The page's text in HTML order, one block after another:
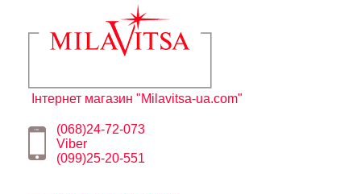
Інтернет магазин "Milavitsa-ua.com"
(068)24-72-073
Viber
(099)25-20-551